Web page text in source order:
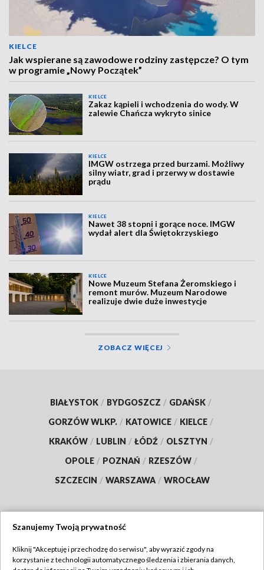
KIELCE
Jak wspierane są zawodowe rodziny zastępcze? O tym
w programie „Nowy Początek”
KIELCE
Zakaz kąpieli i wchodzenia do wody. W
zalewie Chańcza wykryto sinice
KIELCE
IMGW ostrzega przed burzami. Możliwy
silny wiatr, grad i przerwy w dostawie
prądu
KIELCE
Nawet 38 stopni i gorące noce. IMGW
wydał alert dla Świętokrzyskiego
KIELCE
Nowe Muzeum Stefana Żeromskiego i
remont murów. Muzeum Narodowe
realizuje dwie duże inwestycje
ZOBACZ WIĘCEJ
BIAŁYSTOK / BYDGOSZCZ / GDAŃSK /
GORZÓW WLKP. / KATOWICE / KIELCE /
KRAKÓW / LUBLIN / ŁÓDŹ / OLSZTYN /
OPOLE / POZNAŃ / RZESZÓW /
SZCZECIN / WARSZAWA / WROCŁAW
TVP
Szanujemy Twoją prywatność
Kliknij "Akceptuję i przechodzę do serwisu", aby wyrazić zgody na
korzystanie z technologii automatycznego śledzenia i zbierania danych,